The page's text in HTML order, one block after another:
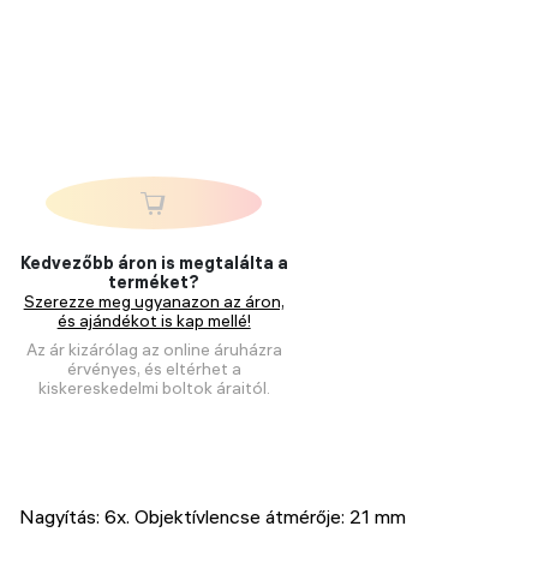
Kedvezőbb áron is megtalálta a
terméket?
Szerezze meg ugyanazon az áron,
és ajándékot is kap mellé!
Az ár kizárólag az online áruházra
érvényes, és eltérhet a
kiskereskedelmi boltok áraitól.
Nagyítás: 6x. Objektívlencse átmérője: 21 mm